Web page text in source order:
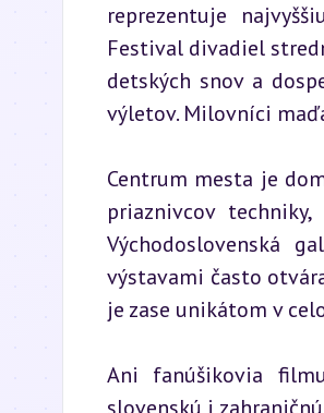
reprezentuje
Festival divadiel
detských snov a
výletov. Milovníci
Centrum mesta je
priaznivcov
Východoslovenská
výstavami často
je zase unikátom v
Ani fanúšikovia